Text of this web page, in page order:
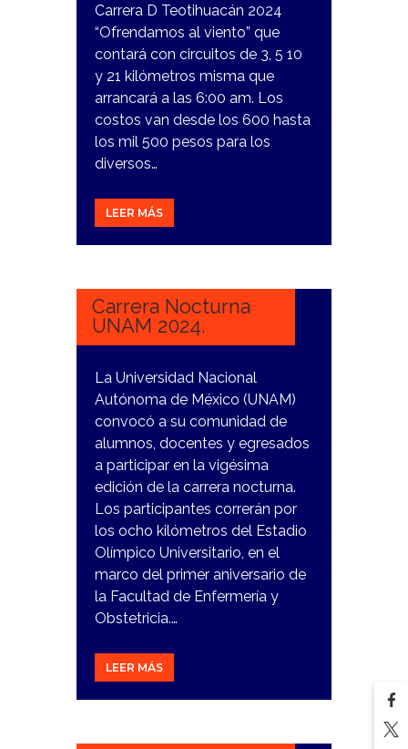
Carrera D Teotihuacán 2024
“Ofrendamos al viento” que
contará con circuitos de 3, 5 10
y 21 kilómetros misma que
arrancará a las 6:00 am. Los
costos van desde los 600 hasta
los mil 500 pesos para los
diversos…
LEER MÁS
4
Carrera Nocturna
UNAM 2024.
La Universidad Nacional
Autónoma de México (UNAM)
convocó a su comunidad de
alumnos, docentes y egresados
a participar en la vigésima
edición de la carrera nocturna.
Los participantes correrán por
los ocho kilómetros del Estadio
Olímpico Universitario, en el
marco del primer aniversario de
la Facultad de Enfermería y
Obstetricia.…
LEER MÁS
18